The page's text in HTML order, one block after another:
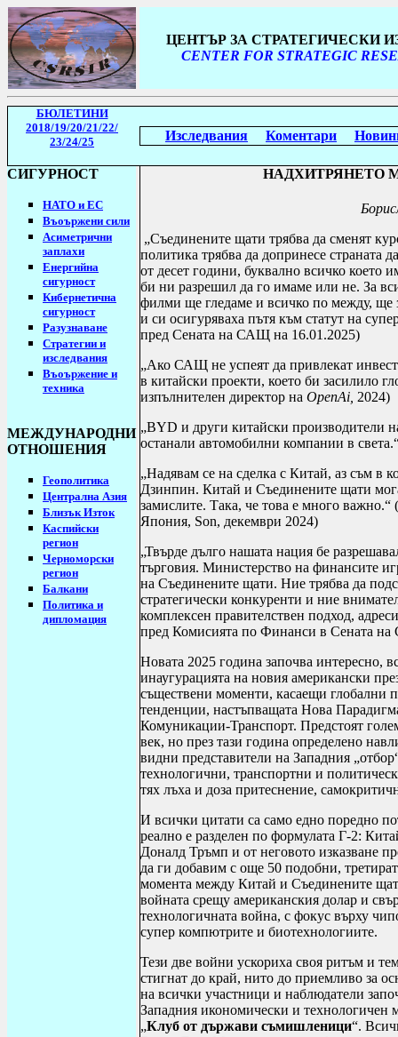
ЦЕНТЪР ЗА СТРАТЕГИЧЕСКИ
CENTER FOR STRATEGIC
БЮЛЕТИНИ
2018/19/20/21/22/
23/24/25
Изследвания Коментари
СИГУРНОСТ
НАТО и ЕС
Въоържени сили
Асиметрични
заплахи
Енергийна
сигурност
Кибернетична
сигурност
Разузнаване
Стратегии и
изследвания
Въоържение и
техника
МЕЖДУНАРОДНИ
ОТНОШЕНИЯ
Геополитика
Централна Азия
Близък Изток
Каспийски
регион
Черноморски
регион
Балкани
Политика и
дипломация
НАДХИТРЯНЕТО
„Съединените щати трябва да сменят
политика трябва да допринесе страната
от десет години, буквално всичко което
би ни разрешил да го имаме или не. За
филми ще гледаме и всичко по между, ще
и си осигуряваха пътя към статут на
пред Сената на САЩ на 16.01.2025)
„Ако САЩ не успеят да привлекат
в китайски проекти, което би засилило
изпълнителен директор на OpenAi, 2024)
„BYD и други китайски производители
останали автомобилни компании в
„Надявам се на сделка с Китай, аз съм в
Дзинпин. Китай и Съединените щати
замислите. Така, че това е много
Япония, Son, декември 2024)
„Твърде дълго нашата нация бе
търговия. Министерство на финансите
на Съединените щати. Ние трябва да
стратегически конкуренти и ние
комплексен правителствен подход,
пред Комисията по Финанси в Сената
Новата 2025 година започва интересно,
инаугурацията на новия американски
съществени моменти, касаещи глобални
тенденции, настъпващата Нова
Комуникации-Транспорт. Предстоят
век, но през тази година определено
видни представители на Западния
технологични, транспортни и
тях лъха и доза притеснение,
И всички цитати са само едно поредно
реално е разделен по формулата Г-2:
Доналд Тръмп и от неговото изказване
да ги добавим с още 50 подобни,
момента между Китай и Съединените
войната срещу американския долар и
технологичната война, с фокус върху
супер компютрите и биотехнологиите.
Тези две войни ускориха своя ритъм и
стигнат до край, нито до приемливо за
на всички участници и наблюдатели
Западния икономически и технологичен
„Клуб от държави съмишленици“.